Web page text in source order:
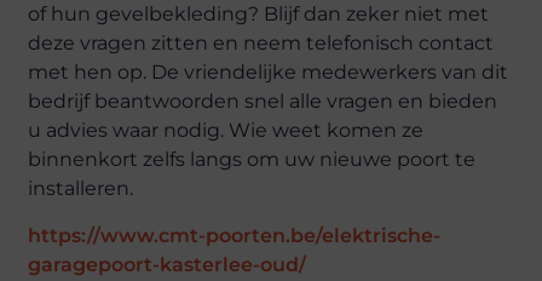
of hun gevelbekleding? Blijf dan zeker niet met
deze vragen zitten en neem telefonisch contact
met hen op. De vriendelijke medewerkers van dit
bedrijf beantwoorden snel alle vragen en bieden
u advies waar nodig. Wie weet komen ze
binnenkort zelfs langs om uw nieuwe poort te
installeren.
https://www.cmt-poorten.be/elektrische-
garagepoort-kasterlee-oud/